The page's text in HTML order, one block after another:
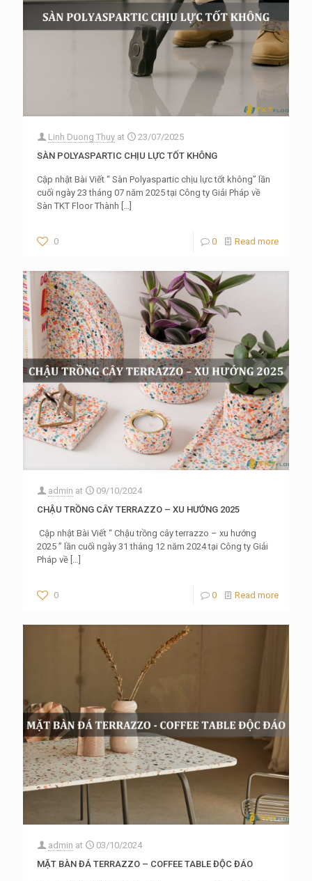
Linh Duong Thuy at
23/07/2025
SÀN POLYASPARTIC CHỊU LỰC TỐT KHÔNG
Cập nhật Bài Viết “ Sàn Polyaspartic chịu lực tốt không” lần
cuối ngày 23 tháng 07 năm 2025 tại Công ty Giải Pháp về
Sàn TKT Floor Thành […]
0 0 Read more
admin at
09/10/2024
CHẬU TRỒNG CÂY TERRAZZO – XU HƯỚNG 2025
Cập nhật Bài Viết “ Chậu trồng cây terrazzo – xu hướng
2025 ” lần cuối ngày 31 tháng 12 năm 2024 tại Công ty Giải
Pháp về […]
0 0 Read more
admin at
03/10/2024
MẶT BÀN ĐÁ TERRAZZO – COFFEE TABLE ĐỘC ĐÁO